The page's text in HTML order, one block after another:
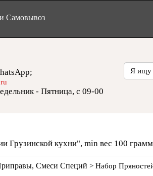
Самовывоз
- Пятница, с 09-00
Грузинской кухни", min вес 100 грамм
Смеси Специй > Набор